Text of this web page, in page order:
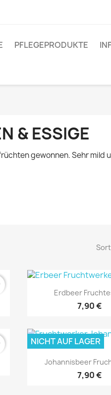
PFLEGEPRODUKTE
& ESSIGE
gewonnen. Sehr mild

Erdbeer
7,90 €

Johannisbeer
7,90 €
NICHT AUF LAGER